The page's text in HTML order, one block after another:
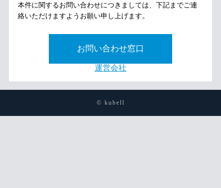
本件に関するお問い合わせにつきましては、下記までご連
絡いただけますようお願い申し上げます。
お問い合わせ窓口
運営会社
© kubell